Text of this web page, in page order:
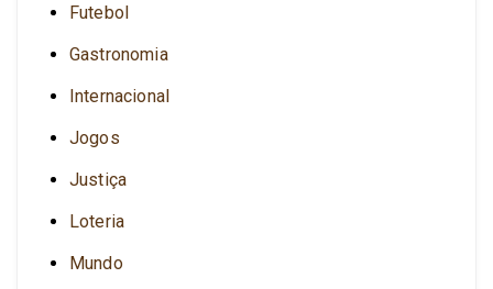
Futebol
Gastronomia
Internacional
Jogos
Justiça
Loteria
Mundo